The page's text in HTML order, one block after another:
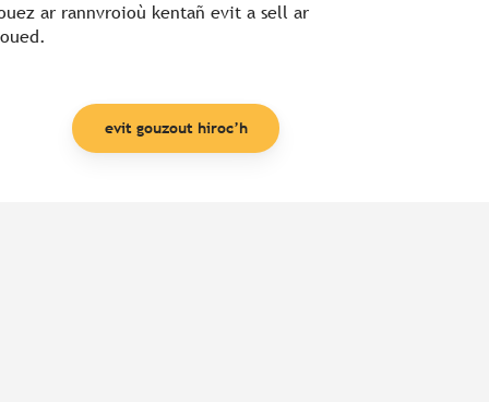
ar rannvroioù kentañ evit a sell ar
evit gouzout hiroc’h